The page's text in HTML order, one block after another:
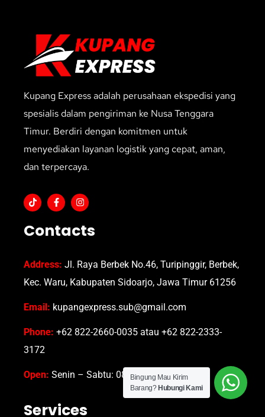
Kupang Express adalah perusahaan ekspedisi yang
spesialis dalam pengiriman ke Nusa Tenggara
Timur. Berdiri dengan komitmen untuk
menyediakan layanan logistik yang cepat, aman,
dan terpercaya.
Contacts
Address: Jl. Raya Berbek No.46, Turipinggir, Berbek,
Kec. Waru, Kabupaten Sidoarjo, Jawa Timur 61256
Email: kupangexpress.sub@gmail.com
Phone: +62 822-2660-0035 atau +62 822-2333-
3172
Open: Senin – Sabtu: 08.00-16.30 WIB
Services
Bingung Mau Kirim
Barang? Hubungi Kami